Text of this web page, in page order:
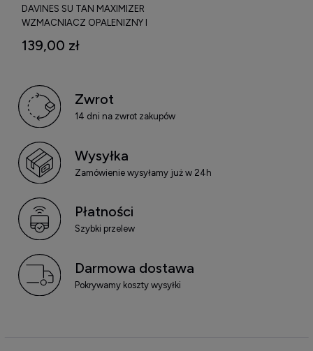
DAVINES SU TAN MAXIMIZER
WZMACNIACZ OPALENIZNY I
150 ML
139,00 zł
Zwrot
14 dni na zwrot zakupów
Wysyłka
Zamówienie wysyłamy już w 24h
Płatności
Szybki przelew
Darmowa dostawa
Pokrywamy koszty wysyłki